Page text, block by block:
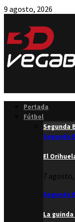
9 agosto, 2026
Portada
Fútbol
Segunda
Segunda
El
7
Segunda
La